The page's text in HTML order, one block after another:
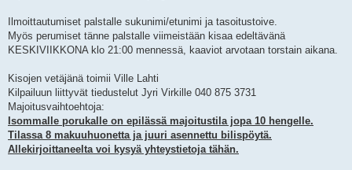
Ilmoittautumiset palstalle sukunimi/etunimi ja tasoitustoive.
Myös perumiset tänne palstalle viimeistään kisaa edeltävänä
KESKIVIIKKONA klo 21:00 mennessä, kaaviot arvotaan torstain aikana.
Kisojen vetäjänä toimii Ville Lahti
Kilpailuun liittyvät tiedustelut Jyri Virkille 040 875 3731
Majoitusvaihtoehtoja:
Isommalle porukalle on epilässä majoitustila jopa 10 hengelle.
Tilassa 8 makuuhuonetta ja juuri asennettu bilispöytä.
Allekirjoittaneelta voi kysyä yhteystietoja tähän.